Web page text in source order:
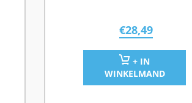
€28,49
+ IN
WINKELMAND